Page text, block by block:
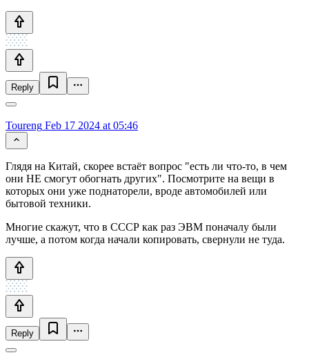
Reply
Toureng Feb 17 2024 at 05:46
Глядя на Китай, скорее встаёт вопрос "есть ли что-то, в чем
они НЕ смогут обогнать других". Посмотрите на вещи в
которых они уже поднаторели, вроде автомобилей или
бытовой техники.
Многие скажут, что в СССР как раз ЭВМ поначалу были
лучше, а потом когда начали копировать, свернули не туда.
Reply